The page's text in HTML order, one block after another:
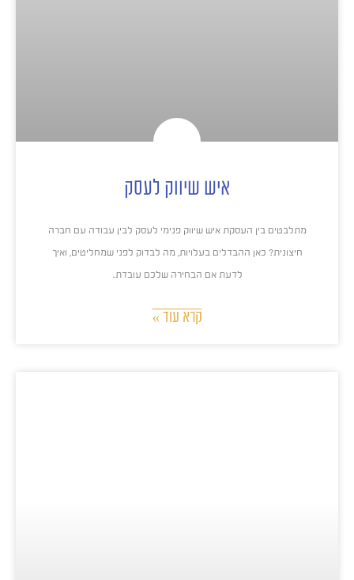
איש שיווק לעסק
מתלבטים בין העסקת איש שיווק פנימי לעסק לבין עבודה עם חברה
חיצונית? כאן ההבדלים בעלויות, מה לבדוק לפני שמחליטים, ואיך
לדעת אם הבחירה שלכם עובדת.
קרא עוד »